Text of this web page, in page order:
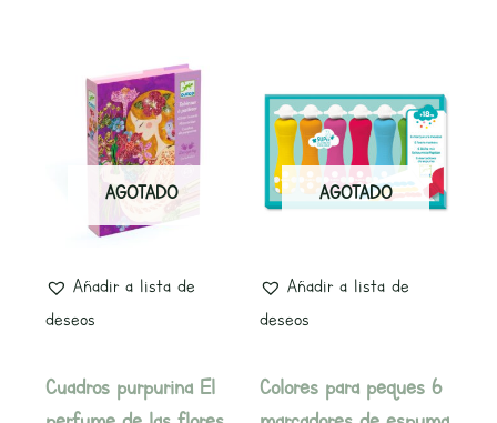
AGOTADO
Añadir a lista de
deseos
Cuadros purpurina El
AGOTADO
Añadir a lista de
deseos
Colores para peques 6